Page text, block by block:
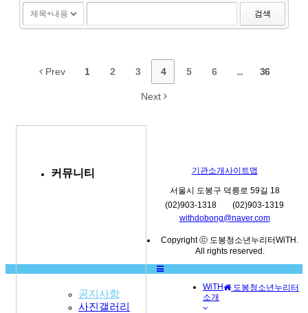
검색
Prev 1 2 3 4 5 6 ... 36
Next
커뮤니티
공지사항
사진갤러리
기관소개사이트맵
서울시 도봉구 덕릉로 59길 18
(02)903-1318
(02)903-1319
withdobong@naver.com
Copyright ⓒ 도봉청소년누리터WiTH.
All rights reserved.
도봉청소년누리터
WiTH
소개